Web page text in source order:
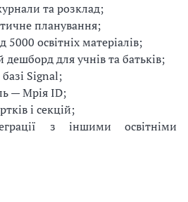
та розклад;
планування;
5000 освітніх матеріалів;
дешборд для учнів та батьків;
Signal;
— Мрія ID;
і секцій;
з іншими освітніми